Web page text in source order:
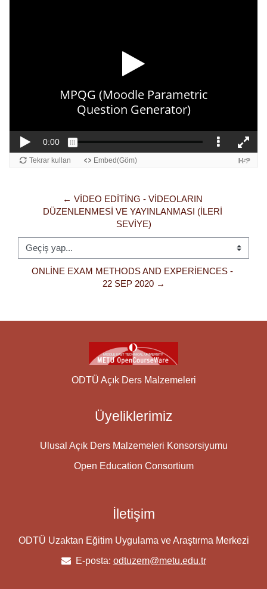
← VIDEO EDITING - VIDEOLARIN
DÜZENLENMESI VE YAYINLANMASI (İLERI
SEVIYE)
Geçiş yap...
ONLINE EXAM METHODS AND EXPERIENCES -
22 SEP 2020 →
ODTÜ Açık Ders Malzemeleri
Üyeliklerimiz
Ulusal Açık Ders Malzemeleri Konsorsiyumu
Open Education Consortium
İletişim
ODTÜ Uzaktan Eğitim Uygulama ve Araştırma Merkezi
E-posta: odtuzem@metu.edu.tr